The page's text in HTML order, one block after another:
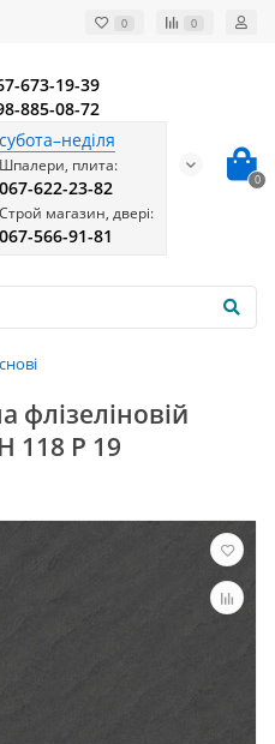
0 0
673-19-39
885-08-72
субота–неділя
Шпалери, плита:
067-622-23-82
Строй магазин, двері:
067-566-91-81
0
флізеліновій
118 Р 19